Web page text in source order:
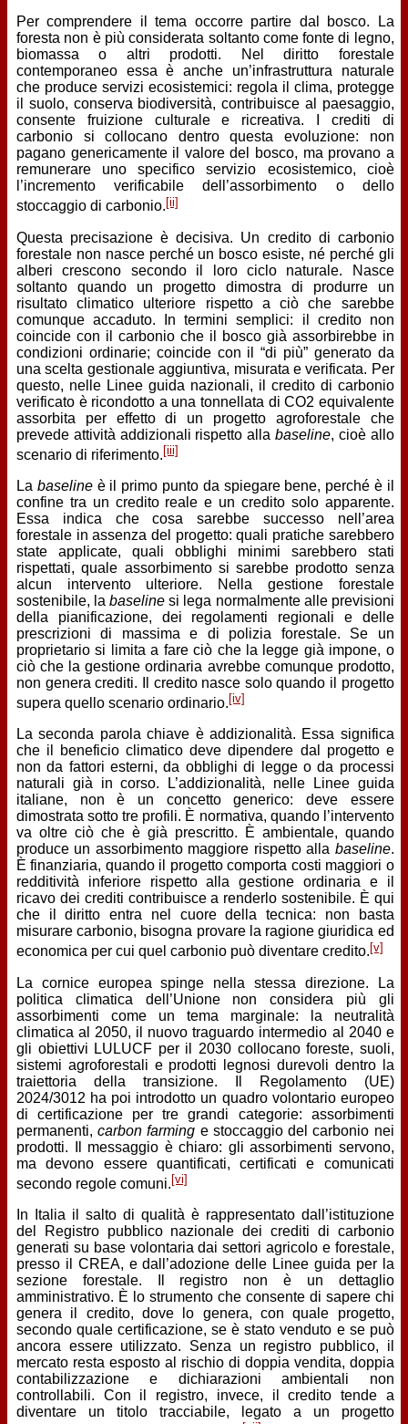
Per comprendere il tema occorre partire dal bosco. La
foresta non è più considerata soltanto come fonte di legno,
biomassa o altri prodotti. Nel diritto forestale
contemporaneo essa è anche un’infrastruttura naturale
che produce servizi ecosistemici: regola il clima, protegge
il suolo, conserva biodiversità, contribuisce al paesaggio,
consente fruizione culturale e ricreativa. I crediti di
carbonio si collocano dentro questa evoluzione: non
pagano genericamente il valore del bosco, ma provano a
remunerare uno specifico servizio ecosistemico, cioè
l’incremento verificabile dell’assorbimento o dello
stoccaggio di carbonio.[ii]
Questa precisazione è decisiva. Un credito di carbonio
forestale non nasce perché un bosco esiste, né perché gli
alberi crescono secondo il loro ciclo naturale. Nasce
soltanto quando un progetto dimostra di produrre un
risultato climatico ulteriore rispetto a ciò che sarebbe
comunque accaduto. In termini semplici: il credito non
coincide con il carbonio che il bosco già assorbirebbe in
condizioni ordinarie; coincide con il “di più” generato da
una scelta gestionale aggiuntiva, misurata e verificata. Per
questo, nelle Linee guida nazionali, il credito di carbonio
verificato è ricondotto a una tonnellata di CO2 equivalente
assorbita per effetto di un progetto agroforestale che
prevede attività addizionali rispetto allabaseline, cioè allo
scenario di riferimento.[iii]
La baselineè il primo punto da spiegare bene, perché è il
confine tra un credito reale e un credito solo apparente.
Essa indica che cosa sarebbe successo nell’area
forestale in assenza del progetto: quali pratiche sarebbero
state applicate, quali obblighi minimi sarebbero stati
rispettati, quale assorbimento si sarebbe prodotto senza
alcun intervento ulteriore. Nella gestione forestale
sostenibile, labaseline si lega normalmente alle previsioni
della pianificazione, dei regolamenti regionali e delle
prescrizioni di massima e di polizia forestale. Se un
proprietario si limita a fare ciò che la legge già impone, o
ciò che la gestione ordinaria avrebbe comunque prodotto,
non genera crediti. Il credito nasce solo quando il progetto
supera quello scenario ordinario. [iv]
La seconda parola chiave è addizionalità. Essa significa
che il beneficio climatico deve dipendere dal progetto e
non da fattori esterni, da obblighi di legge o da processi
naturali già in corso. L’addizionalità, nelle Linee guida
italiane, non è un concetto generico: deve essere
dimostrata sotto tre profili. È normativa, quando l’intervento
va oltre ciò che è già prescritto. È ambientale, quando
produce un assorbimento maggiore rispetto alla baseline.
È finanziaria, quando il progetto comporta costi maggiori o
redditività inferiore rispetto alla gestione ordinaria e il
ricavo dei crediti contribuisce a renderlo sostenibile. È qui
che il diritto entra nel cuore della tecnica: non basta
misurare carbonio, bisogna provare la ragione giuridica ed
economica per cui quel carbonio può diventare credito.[v]
La cornice europea spinge nella stessa direzione. La
politica climatica dell’Unione non considera più gli
assorbimenti come un tema marginale: la neutralità
climatica al 2050, il nuovo traguardo intermedio al 2040 e
gli obiettivi LULUCF per il 2030 collocano foreste, suoli,
sistemi agroforestali e prodotti legnosi durevoli dentro la
traiettoria della transizione. Il Regolamento (UE)
2024/3012 ha poi introdotto un quadro volontario europeo
di certificazione per tre grandi categorie: assorbimenti
permanenti,carbon farming e stoccaggio del carbonio nei
prodotti. Il messaggio è chiaro: gli assorbimenti servono,
ma devono essere quantificati, certificati e comunicati
secondo regole comuni.[vi]
In Italia il salto di qualità è rappresentato dall’istituzione
del Registro pubblico nazionale dei crediti di carbonio
generati su base volontaria dai settori agricolo e forestale,
presso il CREA, e dall’adozione delle Linee guida per la
sezione forestale. Il registro non è un dettaglio
amministrativo. È lo strumento che consente di sapere chi
genera il credito, dove lo genera, con quale progetto,
secondo quale certificazione, se è stato venduto e se può
ancora essere utilizzato. Senza un registro pubblico, il
mercato resta esposto al rischio di doppia vendita, doppia
contabilizzazione e dichiarazioni ambientali non
controllabili. Con il registro, invece, il credito tende a
diventare un titolo tracciabile, legato a un progetto